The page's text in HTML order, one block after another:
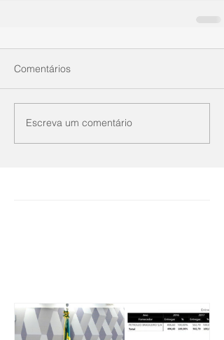
Comentários
Escreva um comentário